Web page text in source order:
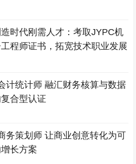
时代刚需人才：考取JYPC机
程师证书，拓宽技术职业发展
计统计师 融汇财务核算与数据
合型认证
务策划师 让商业创意转化为可
长方案